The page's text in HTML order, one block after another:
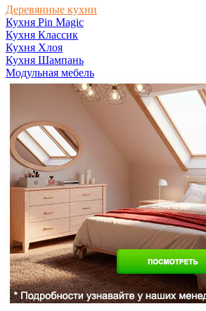
Деревянные кухни
Кухня Pin Magic
Кухня Классик
Кухня Хлоя
Кухня Шампань
Модульная мебель